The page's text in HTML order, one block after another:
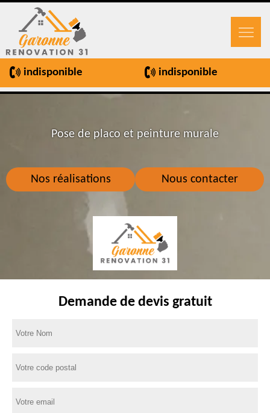
indisponible indisponible
Nos réalisations Nous contacter
Pose de placo et peinture murale
Demande de devis gratuit